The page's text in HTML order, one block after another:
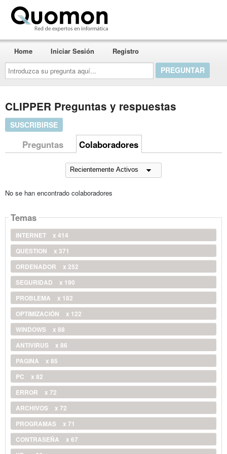
Introduzca
su
pregunta
aquí...
Home Iniciar Sesión Registro
CLIPPER Preguntas y respuestas
SUSCRIBIRSE
Preguntas Colaboradores
No se han encontrado colaboradores
Temas
INTERNET
x 414
QUESTION
x 371
ORDENADOR
x 252
SEGURIDAD
x 190
PROBLEMA
x 182
OPTIMIZACIÓN
x 122
WINDOWS
x 88
ANTIVIRUS
x 86
PAGINA
x 85
PC
x 82
ERROR
x 72
ARCHIVOS
x 72
PROGRAMAS
x 71
CONTRASEÑA
x 67